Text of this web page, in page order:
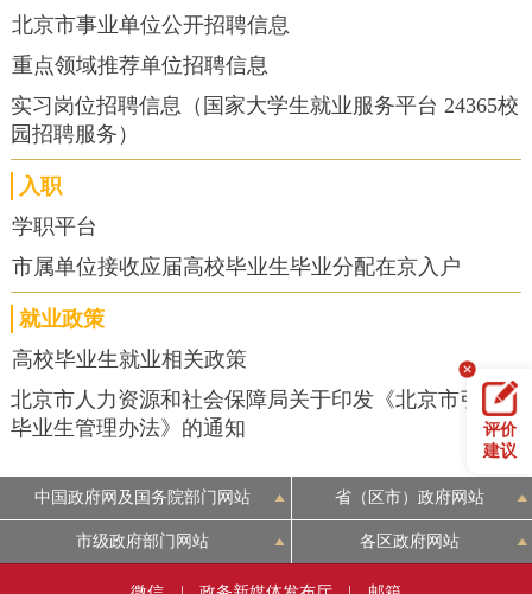
北京市事业单位公开招聘信息
重点领域推荐单位招聘信息
实习岗位招聘信息（国家大学生就业服务平台 24365校
园招聘服务）
入职
学职平台
市属单位接收应届高校毕业生毕业分配在京入户
就业政策
高校毕业生就业相关政策
北京市人力资源和社会保障局关于印发《北京市引进
毕业生管理办法》的通知
评价
建议
中国政府网及国务院部门网站 省（区市）政府网站
市级政府部门网站 各区政府网站